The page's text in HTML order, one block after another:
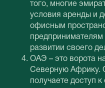
того, многие
условия аренды и
офисным
предпринимателям
развитии своего
ОАЭ – это ворота
Северную Африку.
получаете доступ